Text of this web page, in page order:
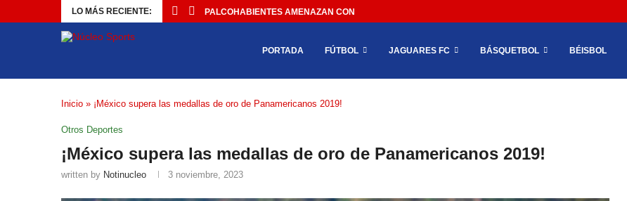
LO MÁS RECIENTE: PALCOHABIENTES AMENAZAN CON IMPEDIR EL MÉXICO VS SUDÁFRICA...
PORTADA FÚTBOL JAGUARES FC BÁSQUETBOL BÉISBOL
Inicio » ¡México supera las medallas de oro de Panamericanos 2019!
Otros Deportes
¡México supera las medallas de oro de Panamericanos 2019!
written by Notinucleo 3 noviembre, 2023